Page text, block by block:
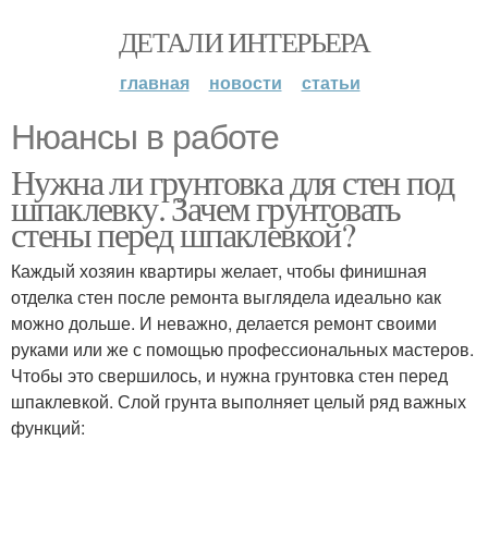
ДЕТАЛИ ИНТЕРЬЕРА
главная новости статьи
Нюансы в работе
Нужна ли грунтовка для стен под
шпаклевку. Зачем грунтовать
стены перед шпаклевкой?
Каждый хозяин квартиры желает, чтобы финишная
отделка стен после ремонта выглядела идеально как
можно дольше. И неважно, делается ремонт своими
руками или же с помощью профессиональных мастеров.
Чтобы это свершилось, и нужна грунтовка стен перед
шпаклевкой. Слой грунта выполняет целый ряд важных
функций: